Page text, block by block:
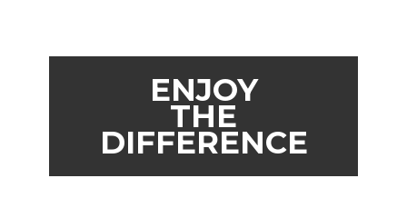
ENJOY
THE
DIFFERENCE